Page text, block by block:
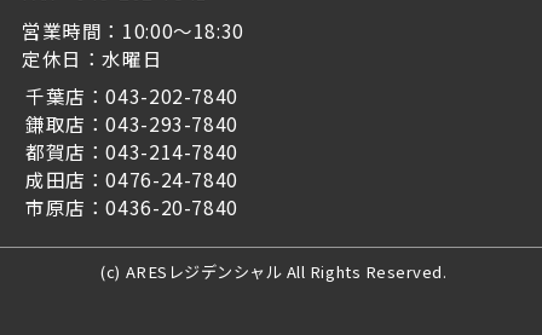
営業時間：10:00～18:30
定休日：水曜日
千葉店：043-202-7840
鎌取店：043-293-7840
都賀店：043-214-7840
成田店：0476-24-7840
市原店：0436-20-7840
(c) ARESレジデンシャル All Rights Reserved.